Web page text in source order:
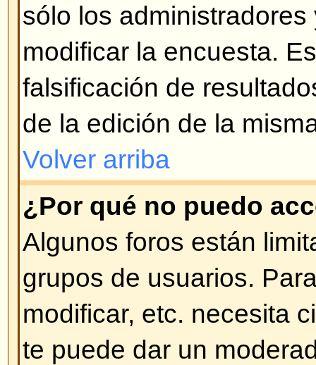
Anuncios en la vista del Foro y
página. Usualmente son de
temas que deben permanecer
igual que con los Anuncios, el
quien puede ingresar Temas
Volver arriba
¿Qué son los Temas
Los Temas Bloqueados son
por el administrador o
mensajes ni respuestas ni votar
Tema Bloqueado. Las
Bloqueado son
Volver arriba